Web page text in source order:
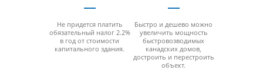
Не придется платить
обязательный налог 2.2%
в год от стоимости
капитального здания.
Быстро и дешево можно
увеличить мощность
быстровозводимых
канадских домов,
достроить и перестроить
объект.